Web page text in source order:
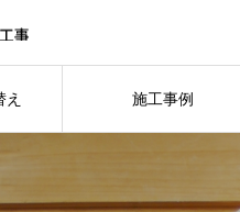
え
施工事例
事
塗装工事
＆ベランダ防水工事
葺き＆ベランダ防水工事